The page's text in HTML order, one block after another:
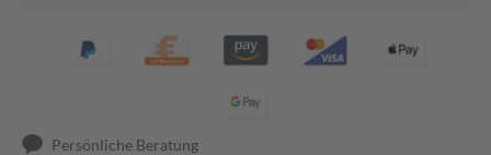
Persönliche Beratung